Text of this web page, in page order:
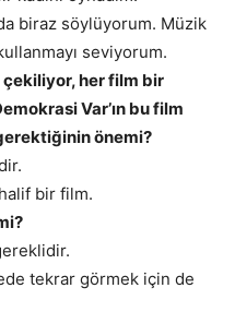
biraz söylüyorum. Müzik
seviyorum.
her film bir
Var’ın bu film
önemi?
bir film.
tekrar görmek için de